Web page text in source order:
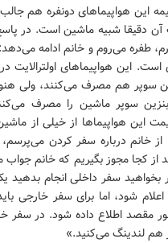
این هواپیماهای دونفره هم
دقیقا شبیه ماشین است. در پاسخ
طفره می‌روم و خانم ادامه
است. این هواپیماهای اولترالایت
سوپر هم مصرف می‌کنند، ولی هنوز
سوپر ماشین را مصرف
این هواپیماها از خیلی از
خانم درباره سفر کردن
از کجا مجوز بگیریم که خانم
بخواهید سفر داخلی انجام بدهید
اعلام شود، اما برای سفر خارجی
مقصد اطلاع داده شود. در
هم لندینگ می‌کنید.»